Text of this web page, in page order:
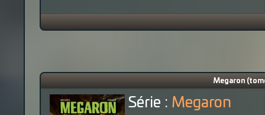
Megaron
Série : Megaron